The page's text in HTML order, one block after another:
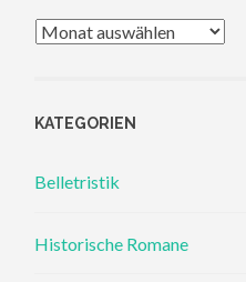
Archiv
KATEGORIEN
Belletristik
Historische Romane